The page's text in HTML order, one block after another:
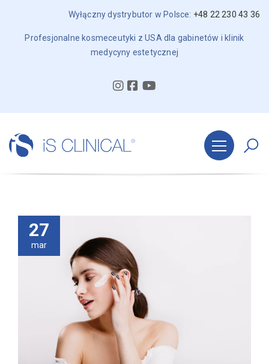
Wyłączny dystrybutor w Polsce: +48 22 230 43 36
Profesjonalne kosmeceutyki z USA dla gabinetów i klinik
medycyny estetycznej
27
mar